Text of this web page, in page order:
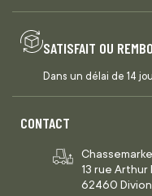
SATISFAIT OU
Dans un délai de 14
CONTACT
13 rue Arthur
62460 Divion